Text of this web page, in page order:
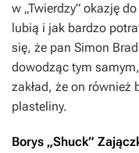
w „Twierdzy” okazję
lubią i jak bardzo
się, że pan Simon
dowodząc tym
zakład, że on również
plasteliny.
Borys „Shuck”